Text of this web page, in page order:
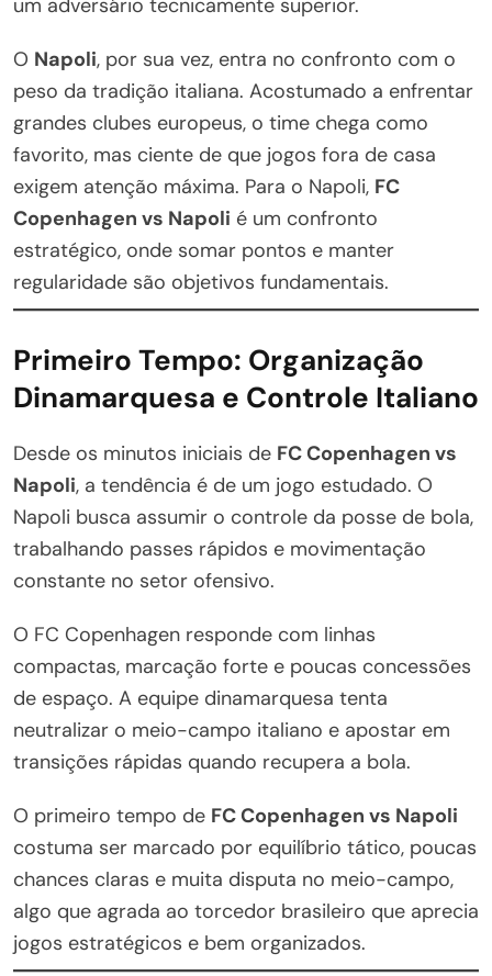
O Napoli, por sua vez, entra no confronto com o
peso da tradição italiana. Acostumado a enfrentar
grandes clubes europeus, o time chega como
favorito, mas ciente de que jogos fora de casa
exigem atenção máxima. Para o Napoli, FC
Copenhagen vs Napoli é um confronto
estratégico, onde somar pontos e manter
regularidade são objetivos fundamentais.
Primeiro Tempo: Organização
Dinamarquesa e Controle Italiano
Desde os minutos iniciais de FC Copenhagen vs
Napoli, a tendência é de um jogo estudado. O
Napoli busca assumir o controle da posse de bola,
trabalhando passes rápidos e movimentação
constante no setor ofensivo.
O FC Copenhagen responde com linhas
compactas, marcação forte e poucas concessões
de espaço. A equipe dinamarquesa tenta
neutralizar o meio-campo italiano e apostar em
transições rápidas quando recupera a bola.
O primeiro tempo de FC Copenhagen vs Napoli
costuma ser marcado por equilíbrio tático, poucas
chances claras e muita disputa no meio-campo,
algo que agrada ao torcedor brasileiro que aprecia
jogos estratégicos e bem organizados.